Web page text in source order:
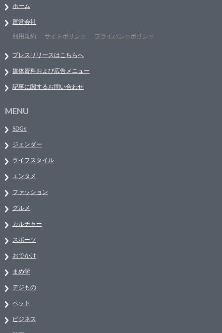
ホーム
運営会社
利用規約
サイトポリシー プライバシーポリシー
プレスリリースはこちらへ
媒体資料および広告メニュー
記事に関するお問い合わせ
MENU
SDGs
ジェンダー
ライフスタイル
エンタメ
ファッション
グルメ
カルチャー
スポーツ
おでかけ
まめ学
デジもの
ペット
ビジネス